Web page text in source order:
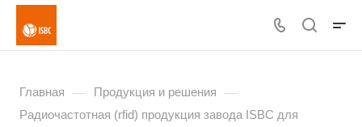
Главная — Продукция и решения —
Радиочастотная (rfid) продукция завода ISBC для